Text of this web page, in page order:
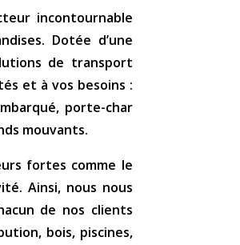
incontournable
Dotée d’une
de transport
et à vos besoins :
porte-char
mouvants.
fortes comme le
Ainsi, nous nous
de nos clients
bois, piscines,